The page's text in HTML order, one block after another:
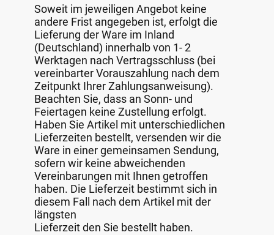
Soweit im jeweiligen Angebot keine
andere Frist angegeben ist, erfolgt die
Lieferung der Ware im Inland
(Deutschland) innerhalb von 1- 2
Werktagen nach Vertragsschluss (bei
vereinbarter Vorauszahlung nach dem
Zeitpunkt Ihrer Zahlungsanweisung).
Beachten Sie, dass an Sonn- und
Feiertagen keine Zustellung erfolgt.
Haben Sie Artikel mit unterschiedlichen
Lieferzeiten bestellt, versenden wir die
Ware in einer gemeinsamen Sendung,
sofern wir keine abweichenden
Vereinbarungen mit Ihnen getroffen
haben. Die Lieferzeit bestimmt sich in
diesem Fall nach dem Artikel mit der
längsten
Lieferzeit den Sie bestellt haben.